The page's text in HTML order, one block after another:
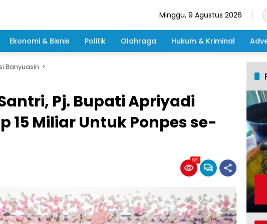
Minggu, 9 Agustus 2026
Ekonomi & Bisnis Politik Olahraga Hukum & Kriminal
Banyuasin
Pj. Bupati Apriyadi
15 Miliar Untuk Ponpes se-
681